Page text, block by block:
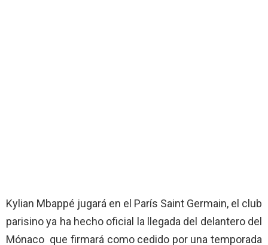
Kylian Mbappé jugará en el París Saint Germain, el club
parisino ya ha hecho oficial la llegada del delantero del
Mónaco que firmará como cedido por una temporada